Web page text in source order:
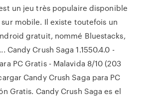
un jeu très populaire disponible
mobile. Il existe toutefois un
gratuit, nommé Bluestacks,
Candy Crush Saga 1.1550.4.0 -
PC Gratis - Malavida 8/10 (203
Candy Crush Saga para PC
Gratis. Candy Crush Saga es el